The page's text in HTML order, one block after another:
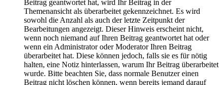
Beitrag geantwortet hat, wird Ihr Beitrag in der
Themenansicht als überarbeitet gekennzeichnet. Es wird
sowohl die Anzahl als auch der letzte Zeitpunkt der
Bearbeitungen angezeigt. Dieser Hinweis erscheint nicht,
wenn noch niemand auf Ihren Beitrag geantwortet hat oder
wenn ein Administrator oder Moderator Ihren Beitrag
überarbeitet hat. Diese können jedoch, falls sie es für nötig
halten, eine Notiz hinterlassen, warum Ihr Beitrag überarbeitet
wurde. Bitte beachten Sie, dass normale Benutzer einen
Beitrag nicht löschen können, wenn bereits jemand darauf